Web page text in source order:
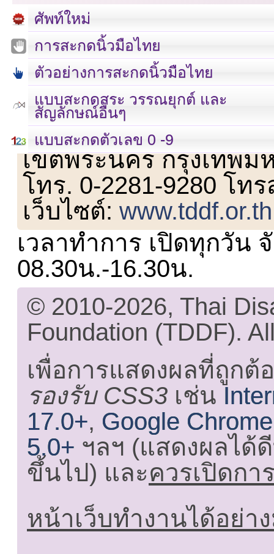
ศัพท์ใหม่
การสะกดนิ้วมือไทย
ตัวอย่างการสะกดนิ้วมือไทย
แบบสะกดสระ วรรณยุกต์ และ
สัญลักษณ์อื่นๆ
แบบสะกดตัวเลข 0 -9
เลขที่ 23 ชั้น 2 ถนนวิ
เขตพระนคร กรุงเทพม
โทร. 0-2281-9280 โท
เว็บไซต์:www.tddf.or.th
เวลาทำการ เปิดทุกวัน
08.30น.-16.30น.
© 2010-2026, Thai
Foundation (TDDF).
เพื่อการแสดงผลที่ถูกต้
รองรับ CSS3 เช่น
17.0+, Google
5.0+ ฯลฯ (แสดงผลได้
ขึ้นไป) และควรเปิดกา
หน้าเว็บทำงานได้อย่า